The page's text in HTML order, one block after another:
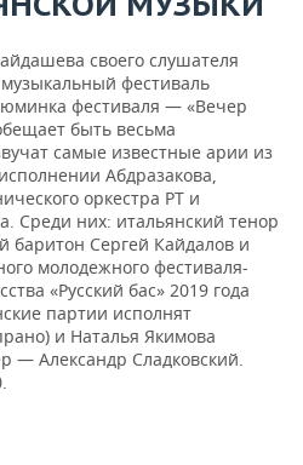
своего слушателя
фестиваль
фестиваля — «Вечер
быть весьма
самые известные арии из
Абдразакова,
оркестра РТ и
Среди них: итальянский тенор
баритон Сергей Кайдалов и
молодежного фестиваля-
«Русский бас» 2019 года
партии исполнят
и Наталья Якимова
— Александр Сладковский.